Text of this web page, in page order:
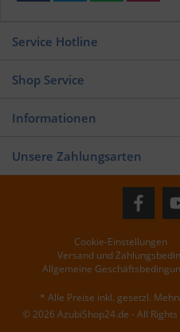
Service Hotline
Shop Service
Informationen
Unsere Zahlungsarten
Cookie-Einstellungen
Versand und
Allgemeine
* Alle Preise inkl. gesetzl.
© 2026 AzubiShop24.de - All